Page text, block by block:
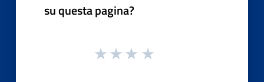
su questa pagina?